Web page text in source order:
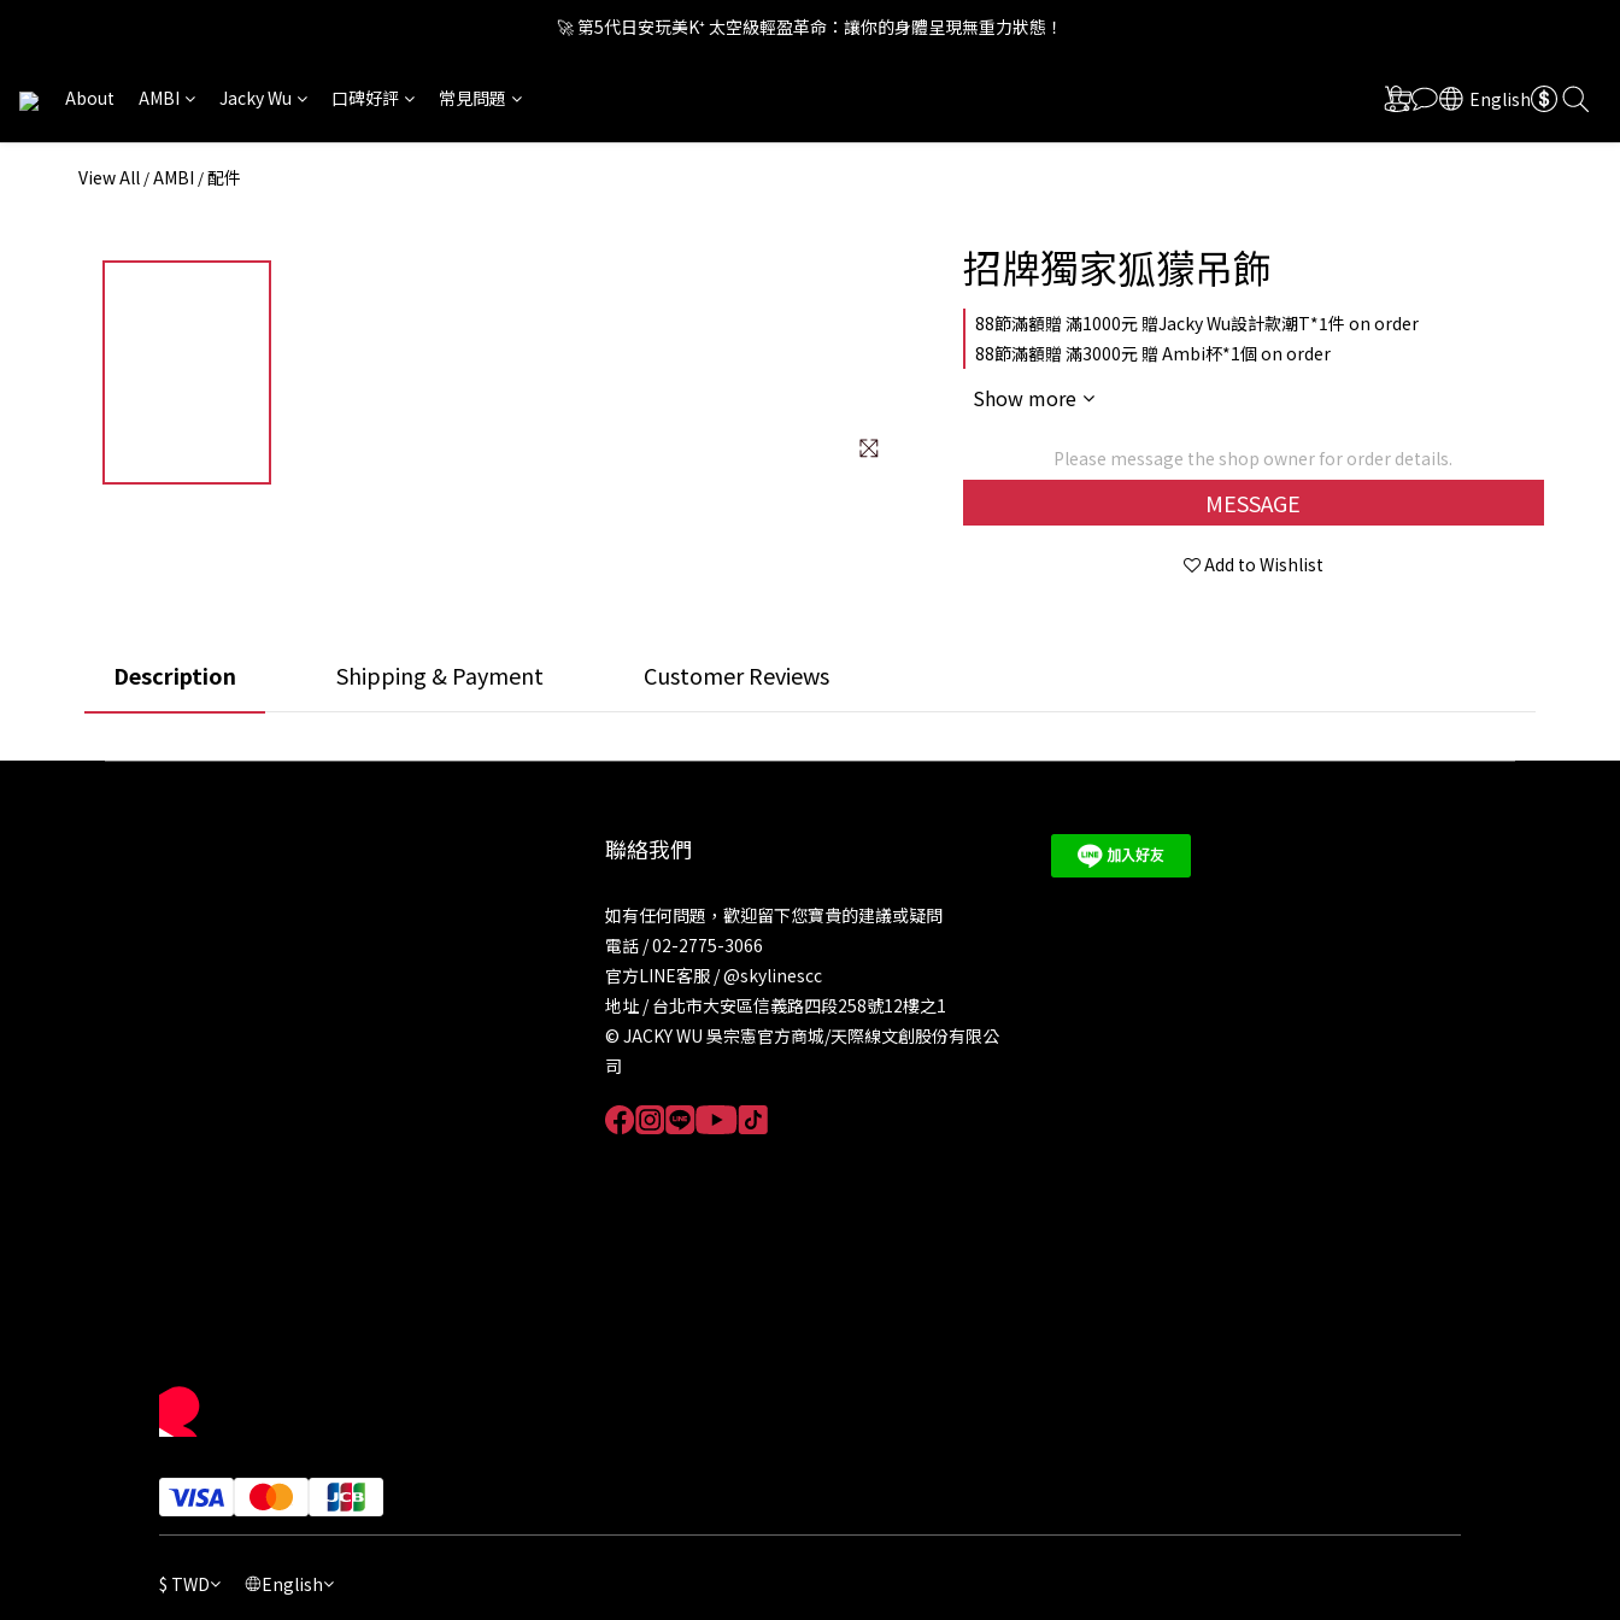
🚀 第5代日安玩美K⁺ 太空級輕盈革命：讓你的身體呈現無重力狀態！
About AMBI Jacky Wu 口碑好評 常見問題 English
View All /AMBI /配件
招牌獨家狐獴吊飾
88節滿額贈 滿1000元 贈Jacky Wu設計款潮T*1件 on order
88節滿額贈 滿3000元 贈 Ambi杯*1個 on order
Show more
Please message the shop owner for order details.
MESSAGE
Add to Wishlist
Description Shipping & Payment Customer Reviews
聯絡我們
如有任何問題，歡迎留下您寶貴的建議或疑問
電話 / 02-2775-3066
官方LINE客服 /@skylinescc
地址 / 台北市大安區信義路四段258號12樓之1
© JACKY WU 吳宗憲官方商城/天際線文創股份有限公
司
$ TWD English